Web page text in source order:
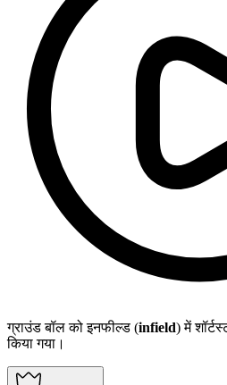
ग्राउंड बॉल को इनफील्ड (infield) में
किया गया।